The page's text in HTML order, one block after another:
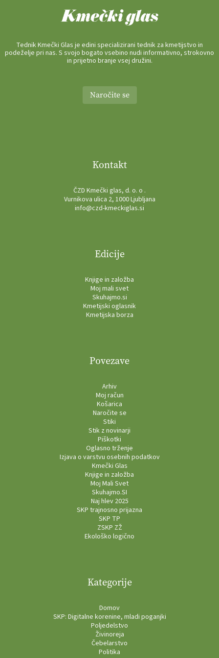
Tednik Kmečki Glas je edini specializirani tednik za kmetijstvo in
podeželje pri nas. S svojo bogato vsebino nudi informativno, strokovno
in prijetno branje vsej družini.
Naročite se
Kontakt
ČZD Kmečki glas, d. o. o .
Vurnikova ulica 2, 1000 Ljubljana
info@czd-kmeckiglas.si
Edicije
Knjige in založba
Moj mali svet
Skuhajmo.si
Kmetijski oglasnik
Kmetijska borza
Povezave
Arhiv
Moj račun
Košarica
Naročite se
Stiki
Stik z novinarji
Piškotki
Oglasno trženje
Izjava o varstvu osebnih podatkov
Kmečki Glas
Knjige in založba
Moj Mali Svet
Skuhajmo.SI
Naj hlev 2025
SKP trajnosno prijazna
SKP TP
ZSKP ZŽ
Ekološko logično
Kategorije
Domov
SKP: Digitalne korenine, mladi poganjki
Poljedelstvo
Živinoreja
Čebelarstvo
Politika